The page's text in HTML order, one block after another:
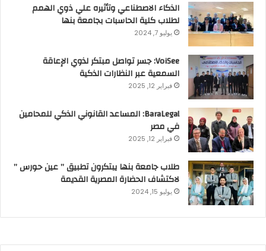
الذكاء الاصطناعي وتأثيره علي ذوي الهمم
لطلاب كلية الحاسبات بجامعة بنها
يوليو 7, 2024
VoiSee: جسر تواصل مبتكر لذوي الإعاقة
السمعية عبر النظارات الذكية
فبراير 12, 2025
BaraLegal: المساعد القانوني الذكي للمحامين
في مصر
فبراير 12, 2025
طلاب جامعة بنها يبتكرون تطبيق ” عين حورس ”
لاكتشاف الحضارة المصرية القديمة
يوليو 15, 2024